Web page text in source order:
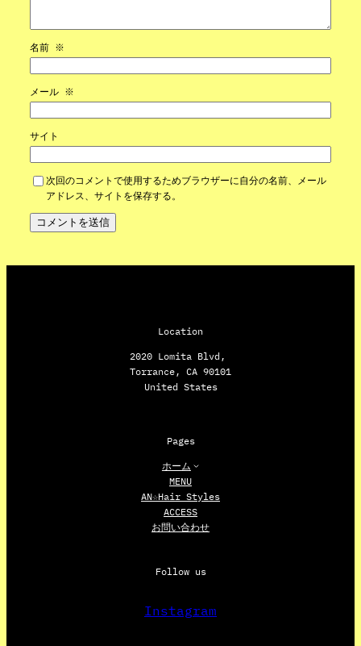
名前 ※
メール ※
サイト
次回のコメントで使用するためブラウザーに自分の名前、メール
アドレス、サイトを保存する。
Location
2020 Lomita Blvd,
Torrance, CA 90101
United States
Pages
ホーム
MENU
AN☆Hair Styles
ACCESS
お問い合わせ
Follow us
Instagram